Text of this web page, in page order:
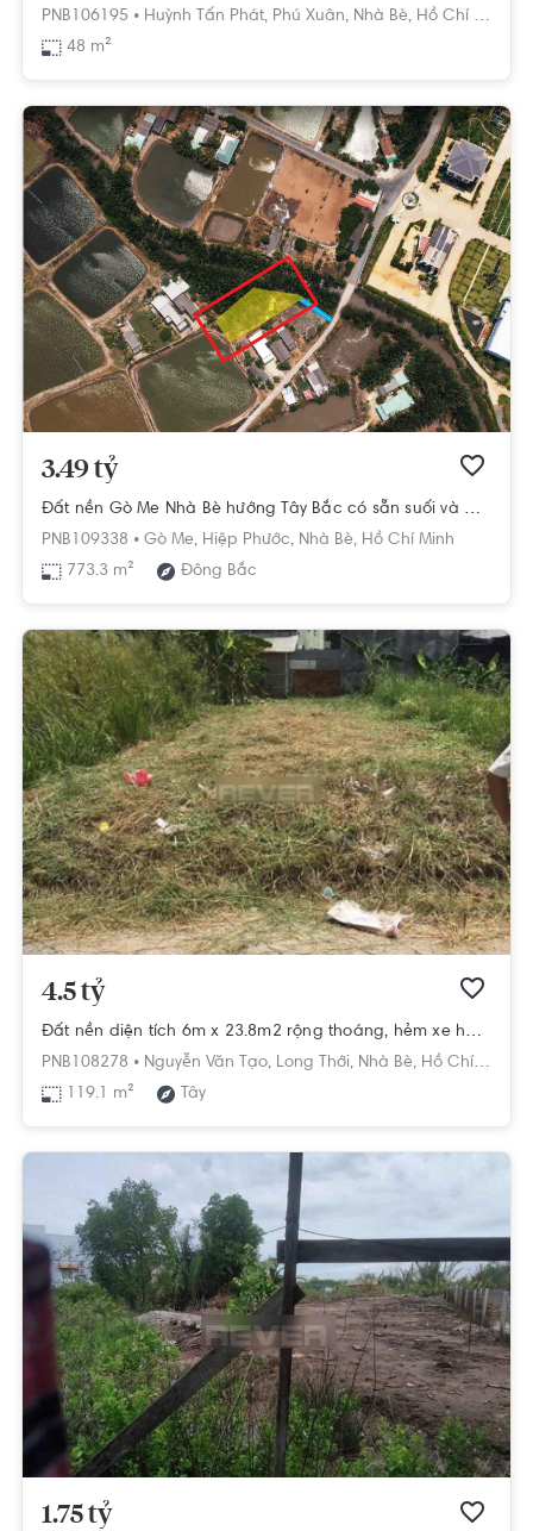
PNB106195 • Huỳnh Tấn Phát, Phú Xuân, Nhà Bè, Hồ Chí Minh
48 m²
3.49 tỷ
Đất nền Gò Me Nhà Bè hướng Tây Bắc có sẵn suối và đường đi riêng.
PNB109338 • Gò Me, Hiệp Phước, Nhà Bè, Hồ Chí Minh
773.3 m²
Đông Bắc
4.5 tỷ
Đất nền diện tích 6m x 23.8m2 rộng thoáng, hẻm xe hơi rộng 6m thông thoáng.
PNB108278 • Nguyễn Văn Tạo, Long Thới, Nhà Bè, Hồ Chí Minh
119.1 m²
Tây
1.75 tỷ